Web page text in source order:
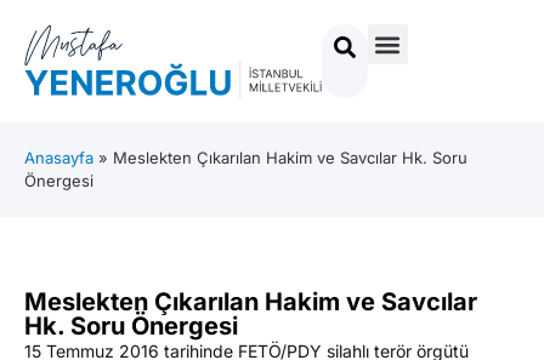
Anasayfa » Meslekten Çıkarılan Hakim ve Savcılar Hk. Soru
Önergesi
Meslekten Çıkarılan Hakim ve Savcılar
Hk. Soru Önergesi
15 Temmuz 2016 tarihinde FETÖ/PDY silahlı terör örgütü